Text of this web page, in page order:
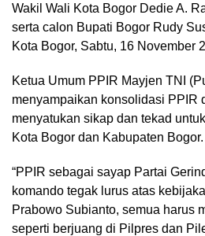
Wakil Wali Kota Bogor Dedie A.
serta calon Bupati Bogor Rudy
Kota Bogor, Sabtu, 16 November
Ketua Umum PPIR Mayjen TNI
menyampaikan konsolidasi PPIR
menyatukan sikap dan tekad
Kota Bogor dan Kabupaten Bogor.
“PPIR sebagai sayap Partai
komando tegak lurus atas
Prabowo Subianto, semua harus
seperti berjuang di Pilpres dan